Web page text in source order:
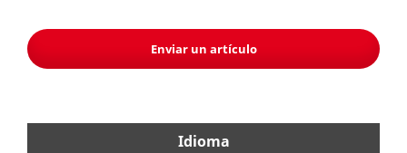
Enviar un artículo
Idioma